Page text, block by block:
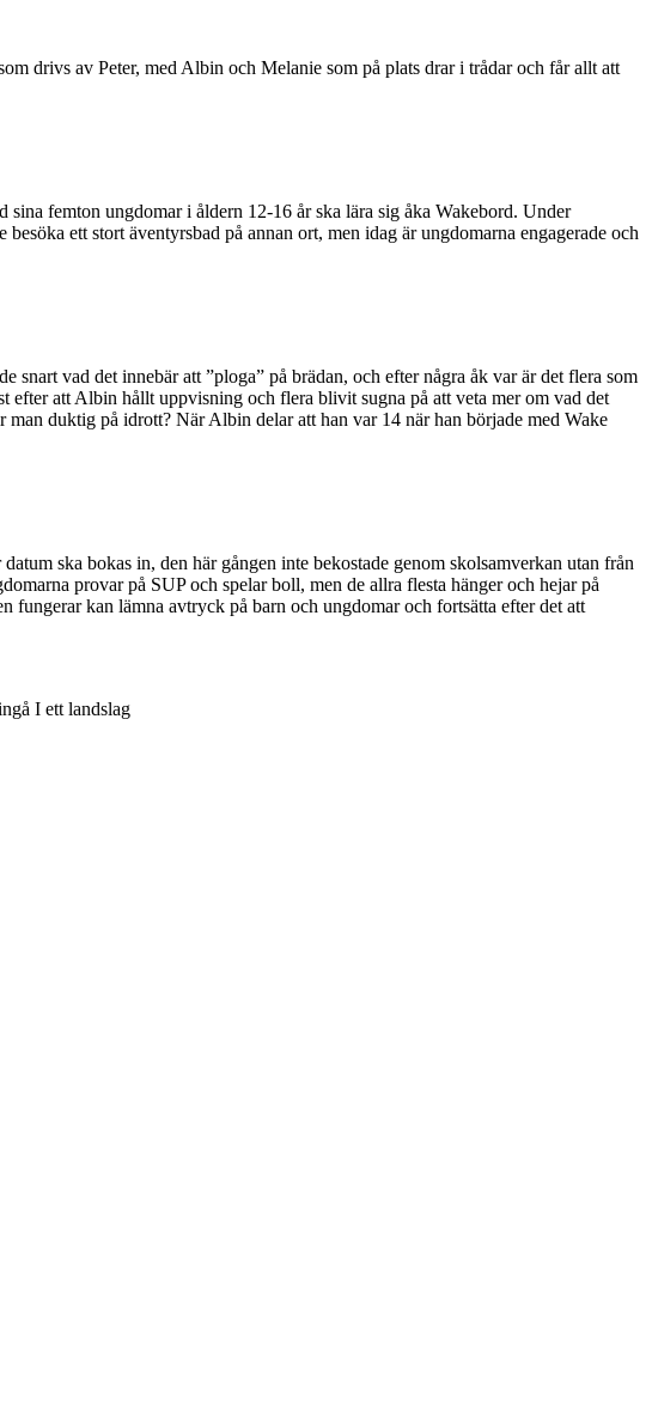
drivs av Peter, med Albin och Melanie som på plats drar i trådar och får allt att
femton ungdomar i åldern 12-16 år ska lära sig åka Wakebord. Under
ett stort äventyrsbad på annan ort, men idag är ungdomarna engagerade och
vad det innebär att ”ploga” på brädan, och efter några åk var är det flera som
att Albin hållt uppvisning och flera blivit sugna på att veta mer om vad det
duktig på idrott? När Albin delar att han var 14 när han började med Wake
ska bokas in, den här gången inte bekostade genom skolsamverkan utan från
provar på SUP och spelar boll, men de allra flesta hänger och hejar på
kan lämna avtryck på barn och ungdomar och fortsätta efter det att
I ett landslag